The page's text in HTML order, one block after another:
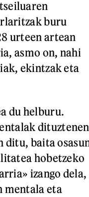
buru
urteen artean
asmo on, nahi
ekintzak eta
du helburu.
dituztenen
ditu, baita
hobetzeko
izango dela,
mentala eta